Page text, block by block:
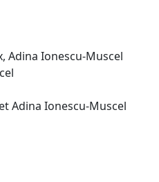
Adina Ionescu-Muscel
Adina Ionescu-Muscel